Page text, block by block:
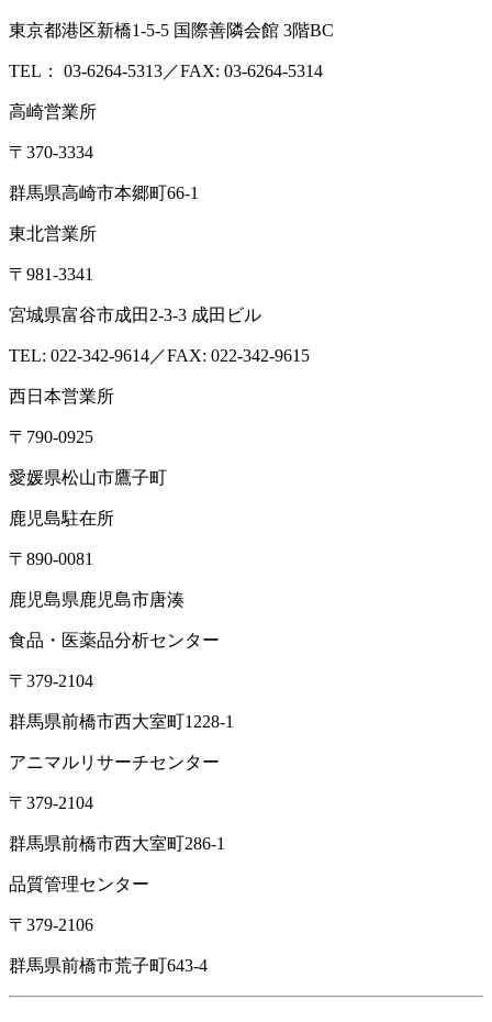
東京都港区新橋1-5-5 国際善隣会館 3階BC
TEL： 03-6264-5313／FAX: 03-6264-5314
高崎営業所
〒370-3334
群馬県高崎市本郷町66-1
東北営業所
〒981-3341
宮城県富谷市成田2-3-3 成田ビル
TEL: 022-342-9614／FAX: 022-342-9615
西日本営業所
〒790-0925
愛媛県松山市鷹子町
鹿児島駐在所
〒890-0081
鹿児島県鹿児島市唐湊
食品・医薬品分析センター
〒379-2104
群馬県前橋市西大室町1228-1
アニマルリサーチセンター
〒379-2104
群馬県前橋市西大室町286-1
品質管理センター
〒379-2106
群馬県前橋市荒子町643-4